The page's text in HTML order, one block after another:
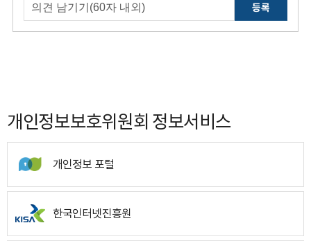
등록
개인정보보호위원회 정보서비스
개인정보 포털
한국인터넷진흥원